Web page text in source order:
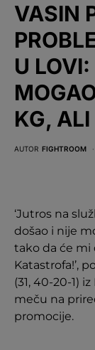
VASIN
U
KG,
AUTOR FIGHTROOM
‘Jutros na
došao i nije
tako da će mi
Katastrofa!’,
(31, 40-20-1)
meču na
promocije.